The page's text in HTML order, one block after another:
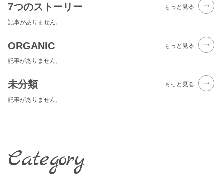
7つのストーリー もっと見る
記事がありません。
ORGANIC もっと見る
記事がありません。
未分類 もっと見る
記事がありません。
Category